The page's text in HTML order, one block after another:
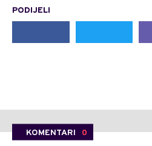
PODIJELI
KOMENTARI 0